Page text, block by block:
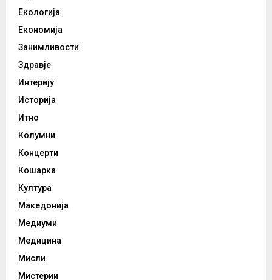
Екологија
Економија
Занимливости
Здравје
Интервју
Историја
Итно
Колумни
Концерти
Кошарка
Култура
Македонија
Медиуми
Медицина
Мисли
Мистерии